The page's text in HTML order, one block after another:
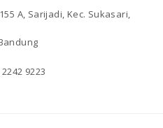
A, Sarijadi, Kec. Sukasari,
9223